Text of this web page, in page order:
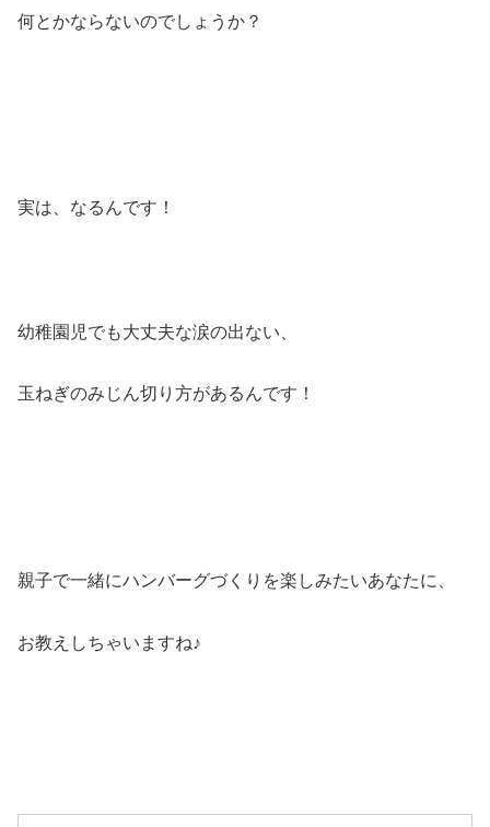
何とかならないのでしょうか？
実は、なるんです！
幼稚園児でも大丈夫な涙の出ない、
玉ねぎのみじん切り方があるんです！
親子で一緒にハンバーグづくりを楽しみたいあなたに、
お教えしちゃいますね♪